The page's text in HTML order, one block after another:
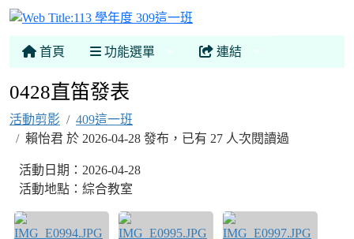
首頁 功能選單 連結
0428直笛發表
活動剪影
409這一班
賴怡君 於 2026-04-28 發布，已有 27 人次閱讀過
活動日期：2026-04-28
活動地點：綜合教室